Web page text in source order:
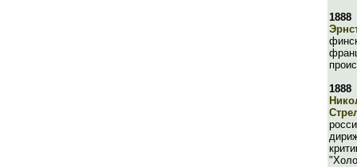
1888
1888